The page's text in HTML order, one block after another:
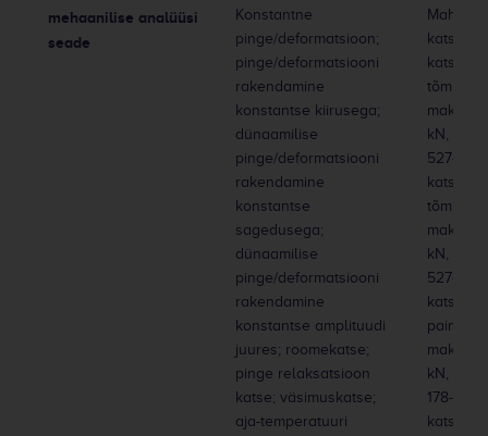
mehaanilise analüüsi
seade
Konstantne
pinge/deformatsioon;
pinge/deformatsiooni
rakendamine
konstantse kiirusega;
dünaamilise
pinge/deformatsiooni
rakendamine
konstantse
sagedusega;
dünaamilise
pinge/deformatsiooni
rakendamine
konstantse amplituudi
juures; roomekatse;
pinge relaksatsioon
katse; väsimuskatse;
aja-temperatuuri
kN,
527-ga
katsetus
kN,
527-ga
kN,
178-ga